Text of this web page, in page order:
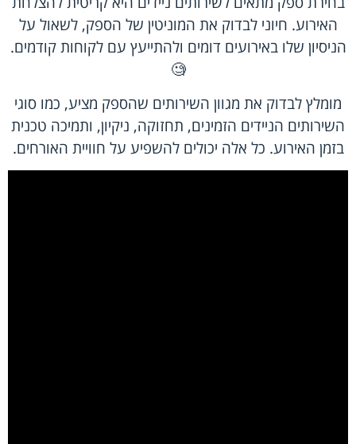
האירוע. חיוני לבדוק את המוניטין של הספק, לשאול על
הניסיון שלו באירועים דומים ולהתייעץ עם לקוחות קודמים.
🧐
מומלץ לבדוק את מגוון השירותים שהספק מציע, כמו סוגי
השירותים הניידים הזמינים, תחזוקה, ניקיון, ותמיכה טכנית
בזמן האירוע. כל אלה יכולים להשפיע על חוויית האורחים.